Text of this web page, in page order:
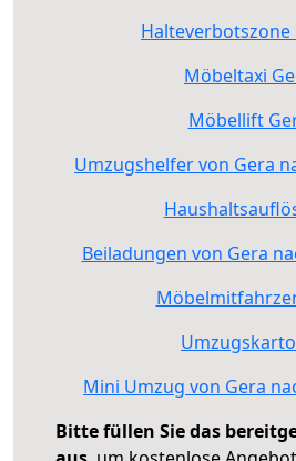
Halteverbotszone
Möbeltaxi
Möbellift
Umzugshelfer von Gera
Beiladungen von Gera
Mini Umzug von Gera
Bitte füllen Sie das